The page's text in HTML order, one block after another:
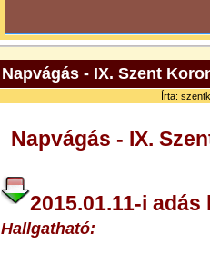
Napvágás - IX. Szent
Írta:
Napvágás - IX.
2015.01.11-i
Hallgatható: